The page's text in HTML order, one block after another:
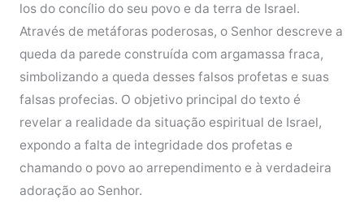
los do concílio do seu povo e da terra de Israel.
Através de metáforas poderosas, o Senhor descreve a
queda da parede construída com argamassa fraca,
simbolizando a queda desses falsos profetas e suas
falsas profecias. O objetivo principal do texto é
revelar a realidade da situação espiritual de Israel,
expondo a falta de integridade dos profetas e
chamando o povo ao arrependimento e à verdadeira
adoração ao Senhor.